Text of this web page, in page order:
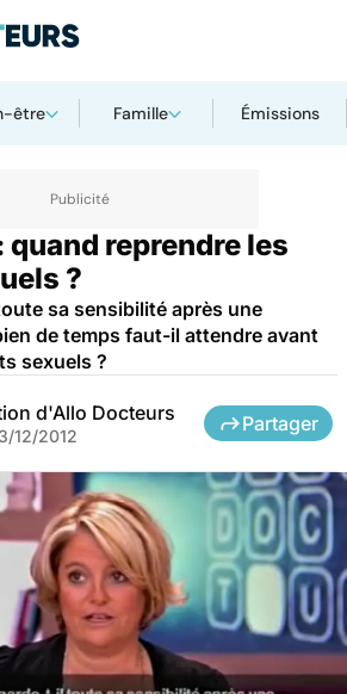
être Famille Émissions
reprendre les
?
sa sensibilité après une
de temps faut-il attendre avant
sexuels ?
d'Allo Docteurs
12/2012
Partager